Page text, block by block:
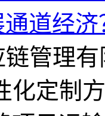
道经济
链管理
化定制